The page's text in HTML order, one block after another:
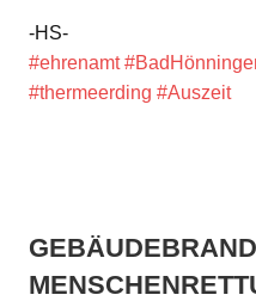
-HS-
#ehrenamt
#thermeerding #Auszeit